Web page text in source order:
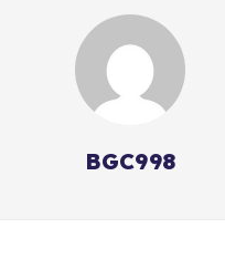
BGC998